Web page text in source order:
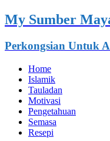
My Sumber
Perkongsian Untuk
Home
Islamik
Tauladan
Motivasi
Pengetahuan
Semasa
Resepi